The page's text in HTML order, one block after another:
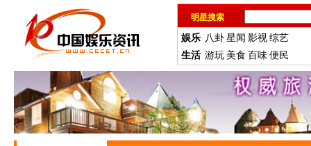
明星搜索
娱乐 八卦星闻 影视综艺
生活 游玩 美食 百味便民